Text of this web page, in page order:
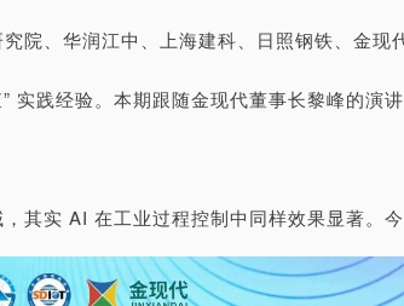
院、华润江中、上海建科、日照钢铁、金现
实践经验。本期跟随金现代董事长黎峰的演
其实 AI 在工业过程控制中同样效果显著。